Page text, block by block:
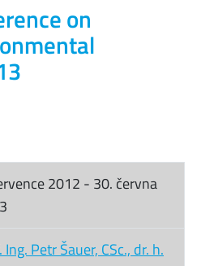
on
2012 - 30. června
Ing. Petr Šauer, CSc., dr. h.